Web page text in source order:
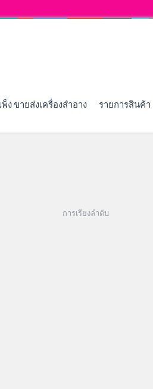
ง ขายส่งเครื่องสำอาง รายการสินค้า